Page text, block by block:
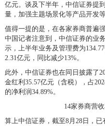
亿元。谈及下半年，中信证券提
量，加强主题场景化等产品开发等
值得一提的是，在各家券商普遍
中国记者注意到，中信证券的业
示，上半年业务及管理费为
2.31亿元，同比减少13%。
此外，中信证券也在同日披露了
金红利35.57亿元（含税），占
的净利润34.89%。
14家券商营
算上中信证券，截至8月28日，